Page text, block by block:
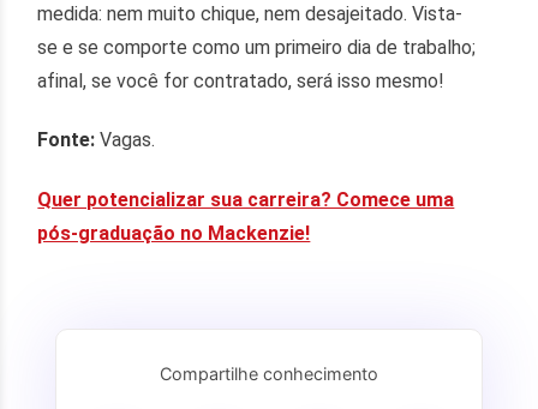
medida: nem muito chique, nem desajeitado. Vista-
se e se comporte como um primeiro dia de trabalho;
afinal, se você for contratado, será isso mesmo!
Fonte: Vagas.
Quer potencializar sua carreira? Comece uma
pós-graduação no Mackenzie!
Compartilhe conhecimento